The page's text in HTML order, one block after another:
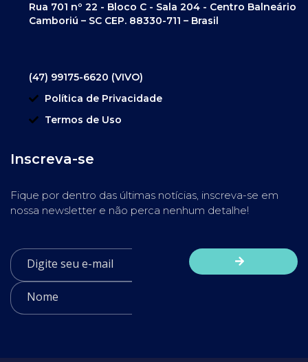
Rua 701 nº 22 - Bloco C - Sala 204 - Centro Balneário
Camboriú – SC CEP. 88330-711 – Brasil
(47) 99175-6620 (VIVO)
Política de Privacidade
Termos de Uso
Inscreva-se
Fique por dentro das últimas notícias, inscreva-se em
nossa newsletter e não perca nenhum detalhe!